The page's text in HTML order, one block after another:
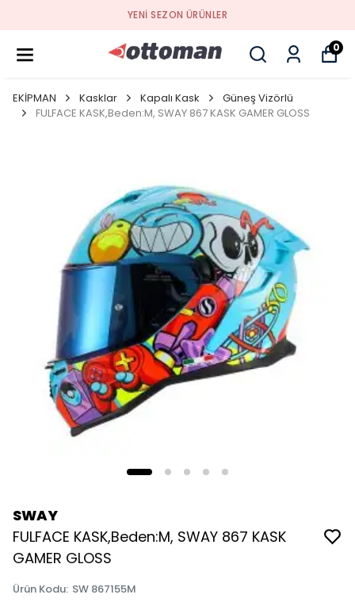
YENI SEZON ÜRÜNLER
0
EKİPMAN Kasklar Kapalı Kask
Güneş Vizörlü
FULFACE KASK,Beden:M, SWAY 867 KASK GAMER GLOSS
SWAY
FULFACE KASK,Beden:M, SWAY 867 KASK
GAMER GLOSS
Ürün Kodu: SW 867155M